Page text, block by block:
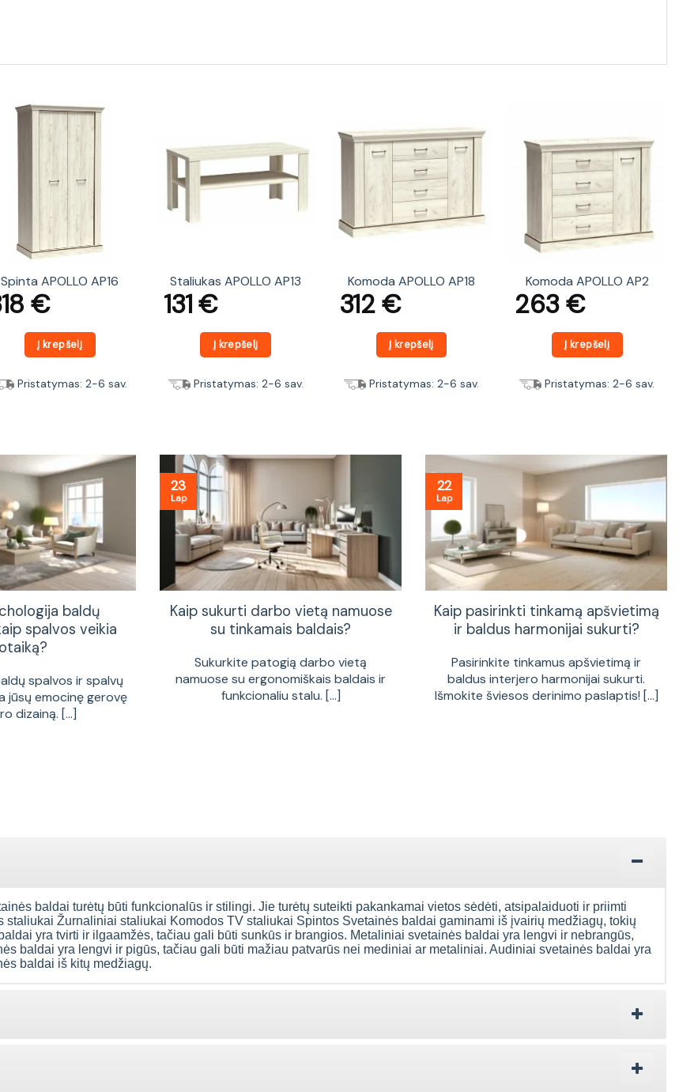
Spinta APOLLO AP16
€
Į krepšelį
Pristatymas: 2-6 sav.
Staliukas APOLLO AP13
131€
Į krepšelį
Pristatymas: 2-6 sav.
Komoda APOLLO AP18
312€
Į krepšelį
Pristatymas: 2-6 sav.
Komoda APOLLO AP2
263€
Į krepšelį
Pristatymas: 2-6 sav.
baldų
spalvos veikia
spalvos ir spalvų
jūsų emocinę gerovę
dizainą. [...]
Kaip sukurti darbo vietą namuose
su tinkamais baldais?
Sukurkite patogią darbo vietą
namuose su ergonomiškais baldais ir
funkcionaliu stalu. [...]
23
Lap
Kaip pasirinkti tinkamą apšvietimą
ir baldus harmonijai sukurti?
Pasirinkite tinkamus apšvietimą ir
baldus interjero harmonijai sukurti.
Išmokite šviesos derinimo paslaptis! [...]
22
Lap
baldai turėtų būti funkcionalūs ir stilingi. Jie turėtų suteikti pakankamai vietos sėdėti, atsipalaiduoti ir priimti
Žurnaliniai staliukai Komodos TV staliukai Spintos Svetainės baldai gaminami iš įvairių medžiagų, tokių
yra tvirti ir ilgaamžės, tačiau gali būti sunkūs ir brangios. Metaliniai svetainės baldai yra lengvi ir nebrangūs,
baldai yra lengvi ir pigūs, tačiau gali būti mažiau patvarūs nei mediniai ar metaliniai. Audiniai svetainės baldai yra
baldai iš kitų medžiagų.